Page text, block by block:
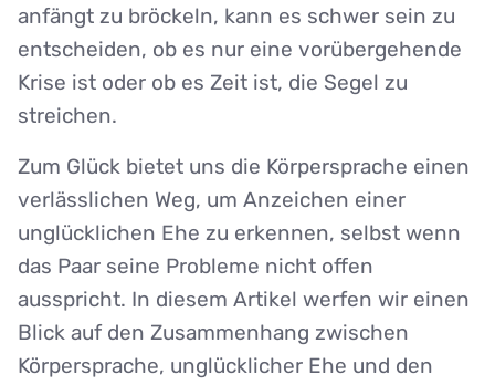
anfängt zu bröckeln, kann es schwer sein zu
entscheiden, ob es nur eine vorübergehende
Krise ist oder ob es Zeit ist, die Segel zu
streichen.
Zum Glück bietet uns die Körpersprache einen
verlässlichen Weg, um Anzeichen einer
unglücklichen Ehe zu erkennen, selbst wenn
das Paar seine Probleme nicht offen
ausspricht. In diesem Artikel werfen wir einen
Blick auf den Zusammenhang zwischen
Körpersprache, unglücklicher Ehe und den